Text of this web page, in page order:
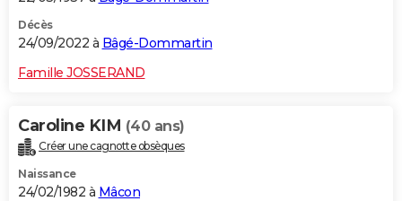
Décès
24/09/2022 à Bâgé-Dommartin
Famille JOSSERAND
Caroline KIM (40 ans)
Créer une cagnotte obsèques
Naissance
24/02/1982 à Mâcon